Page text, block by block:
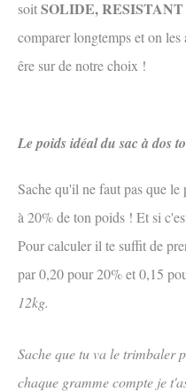
soitSOLIDE,
comparer longtemps et on les
êre sur de notre choix !
Le poids idéal du sac à dos
Sache qu'il ne faut pas que le
à 20% de ton poids ! Et si
Pour calculer il te suffit de
par 0,20 pour 20% et 0,15
12kg.
Sache que tu va le trimbaler
chaque gramme compte je